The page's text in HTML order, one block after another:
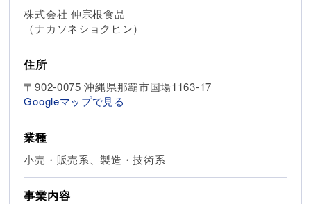
株式会社 仲宗根食品
（ナカソネショクヒン）
住所
〒902-0075 沖縄県那覇市国場1163-17
Googleマップで見る
業種
小売・販売系、製造・技術系
事業内容